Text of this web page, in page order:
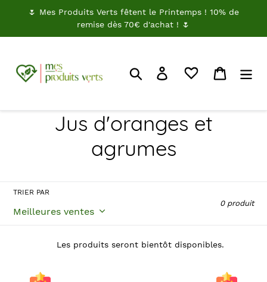
🌷 Mes Produits Verts fêtent le Printemps ! 10% de
remise dès 70€ d'achat ! 🌷
RechercherJe me connectePanier
C
e
c
Jus d'oranges et
agrumes
TRIER PAR
0 produit
Les produits seront bientôt disponibles.